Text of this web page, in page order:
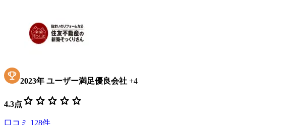
2023年 ユーザー満足優良会社 +4
4.3点 star star star star star
口コミ 128件